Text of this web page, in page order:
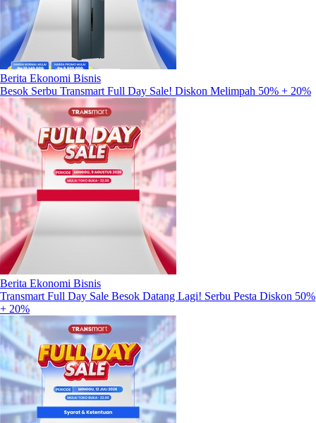
Berita Ekonomi Bisnis
Besok Serbu Transmart Full Day Sale! Diskon Melimpah 50% + 20%
Berita Ekonomi Bisnis
Transmart Full Day Sale Besok Datang Lagi! Serbu Pesta Diskon 50%
+ 20%